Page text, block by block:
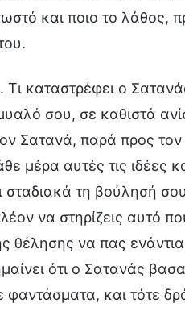
και ποιο το λάθος,
καταστρέφει ο
σου, σε καθιστά
Σατανά, παρά προς
μέρα αυτές τις ιδέες
τη βούλησή
να στηρίζεις αυτό
θέλησης να πας
ότι ο Σατανάς
και τότε